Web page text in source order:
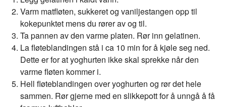
Varm matfløten, sukkeret og vaniljestangen opp til
kokepunktet mens du rører av og til.
Ta pannen av den varme platen. Rør inn gelatinen.
La fløteblandingen stå i ca 10 min for å kjøle seg ned.
Dette er for at yoghurten ikke skal sprekke når den
varme fløten kommer i.
Hell fløteblandingen over yoghurten og rør det hele
sammen. Rør gjerne med en slikkepott for å unngå å få